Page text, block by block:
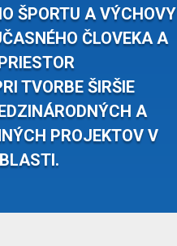
ŠPORTU A VÝCHOVY
ČLOVEKA A
TVORBE ŠIRŠIE
A
PROJEKTOV V